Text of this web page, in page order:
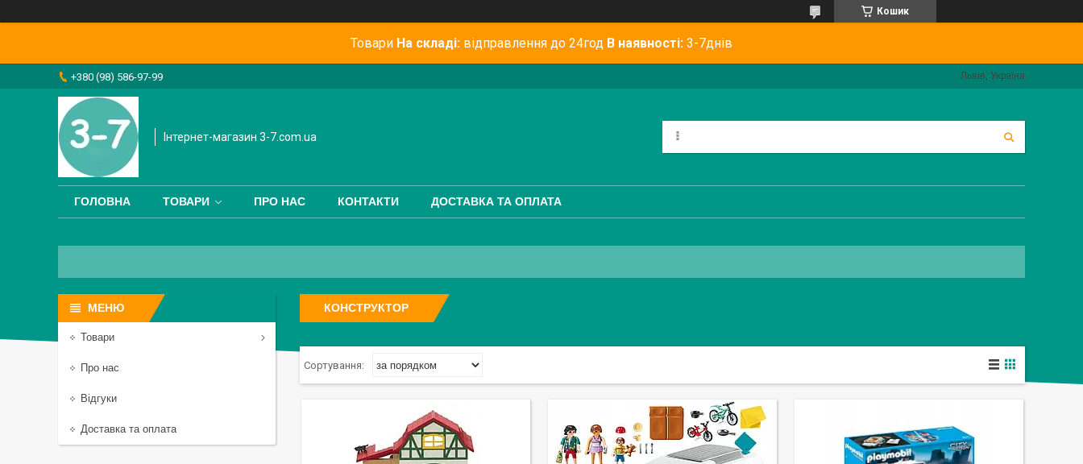
Кошик
Товари На складі: відправлення до 24год В наявності: 3-7днів
+380 (98) 586-97-99 Львів, Україна
Інтернет-магазин 3-7.com.ua
ГОЛОВНА ТОВАРИ ПРО НАС КОНТАКТИ ДОСТАВКА ТА ОПЛАТА
КОНСТРУКТОР
Товари
Про нас
Відгуки
Доставка та оплата